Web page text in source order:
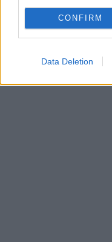
CONFIRM
Data Deletion